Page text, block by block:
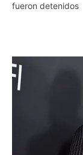
fueron detenidos